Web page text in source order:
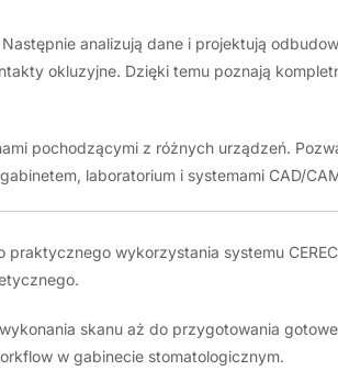
analizują dane i projektują
okluzyjne. Dzięki temu poznają
pochodzącymi z różnych urządzeń.
laboratorium i systemami CAD/
wykorzystania systemu
skanu aż do przygotowania
w gabinecie stomatologicznym.